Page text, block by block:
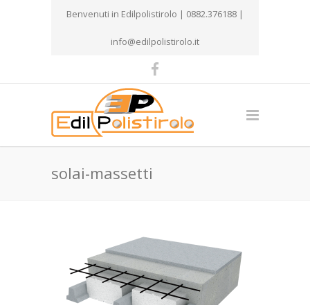
Benvenuti in Edilpolistirolo | 0882.376188 |
info@edilpolistirolo.it
solai-massetti